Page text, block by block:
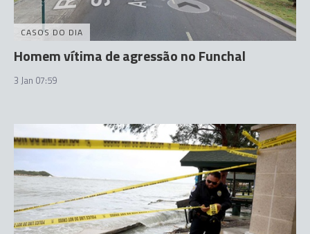
CASOS DO DIA
Homem vítima de agressão no Funchal
3 Jan 07:59